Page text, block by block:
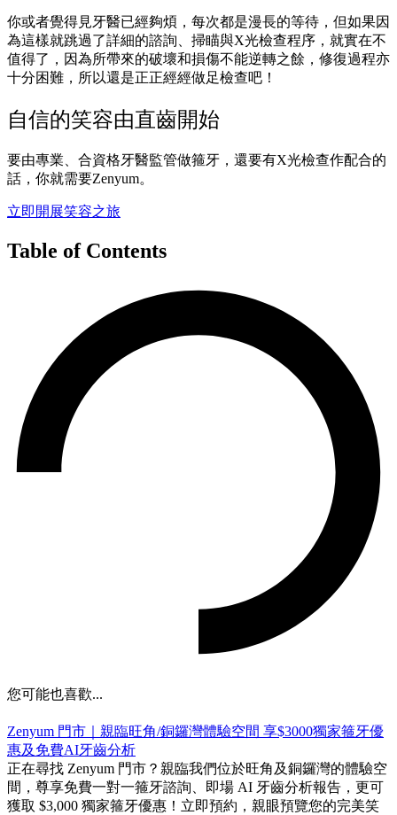
你或者覺得見牙醫已經夠煩，每次都是漫長的等待，但如果因
為這樣就跳過了詳細的諮詢、掃瞄與X光檢查程序，就實在不
值得了，因為所帶來的破壞和損傷不能逆轉之餘，修復過程亦
十分困難，所以還是正正經經做足檢查吧！
自信的笑容由直齒開始
要由專業、合資格牙醫監管做箍牙，還要有X光檢查作配合的
話，你就需要Zenyum。
立即開展笑容之旅
Table of Contents
您可能也喜歡...
Zenyum 門市｜親臨旺角/銅鑼灣體驗空間 享$3000獨家箍牙優
惠及免費AI牙齒分析
正在尋找 Zenyum 門市？親臨我們位於旺角及銅鑼灣的體驗空
間，尊享免費一對一箍牙諮詢、即場 AI 牙齒分析報告，更可
獲取 $3,000 獨家箍牙優惠！立即預約，親眼預覽您的完美笑